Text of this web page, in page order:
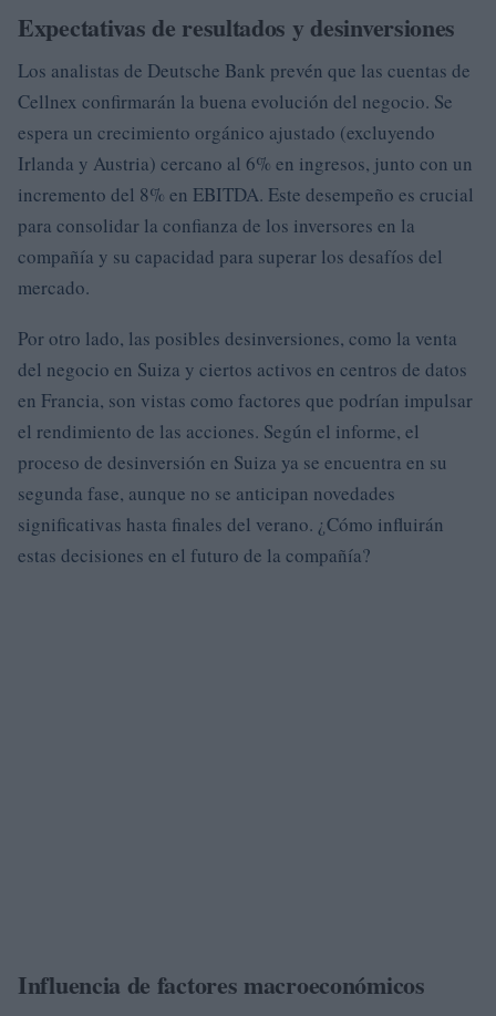
Expectativas de resultados y desinversiones
Los analistas de Deutsche Bank prevén que las cuentas de
Cellnex confirmarán la buena evolución del negocio. Se
espera un crecimiento orgánico ajustado (excluyendo
Irlanda y Austria) cercano al 6% en ingresos, junto con un
incremento del 8% en EBITDA. Este desempeño es crucial
para consolidar la confianza de los inversores en la
compañía y su capacidad para superar los desafíos del
mercado.
Por otro lado, las posibles desinversiones, como la venta
del negocio en Suiza y ciertos activos en centros de datos
en Francia, son vistas como factores que podrían impulsar
el rendimiento de las acciones. Según el informe, el
proceso de desinversión en Suiza ya se encuentra en su
segunda fase, aunque no se anticipan novedades
significativas hasta finales del verano. ¿Cómo influirán
estas decisiones en el futuro de la compañía?
Influencia de factores macroeconómicos